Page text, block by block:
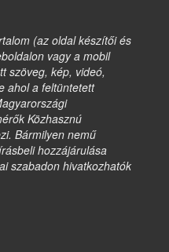
(az oldal készítői és
vagy a mobil
szöveg, kép, videó,
ahol a feltüntetett
Közhasznú
Bármilyen nemű
hozzájárulása
szabadon hivatkozhatók